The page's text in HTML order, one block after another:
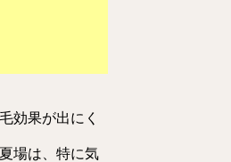
効果が出にく
場は、特に気